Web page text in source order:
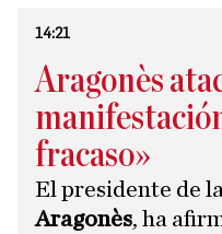
14:21
Aragonès
fracaso»
El presidente de
Aragonès, ha